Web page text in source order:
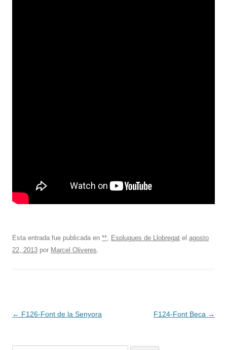
Esta entrada fue publicada en **, Esplugues de Llobregat el agosto
22, 2013 por Marcel Oliveres.
Navegación
← F126-Font de la Senyora F124-Font Beca →